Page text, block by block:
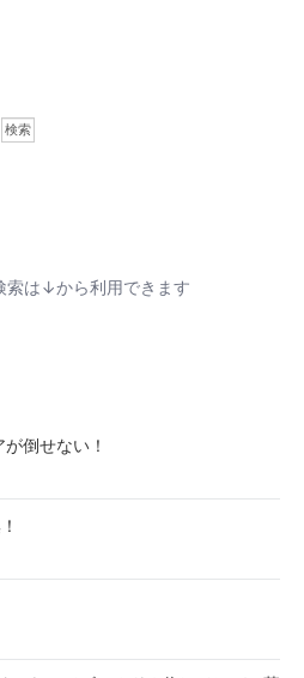
索は↓から利用できます
倒せない！